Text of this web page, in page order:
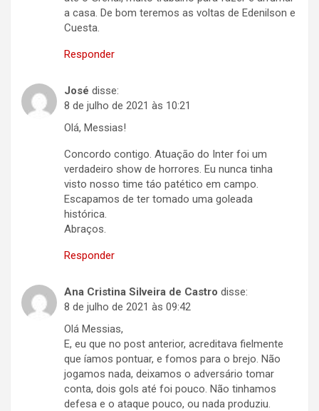
a casa. De bom teremos as voltas de Edenilson e
Cuesta.
Responder
José disse:
8 de julho de 2021 às 10:21
Olá, Messias!
Concordo contigo. Atuaçāo do Inter foi um
verdadeiro show de horrores. Eu nunca tinha
visto nosso time táo patético em campo.
Escapamos de ter tomado uma goleada
histórica.
Abraços.
Responder
Ana Cristina Silveira de Castro disse:
8 de julho de 2021 às 09:42
Olá Messias,
E, eu que no post anterior, acreditava fielmente
que íamos pontuar, e fomos para o brejo. Não
jogamos nada, deixamos o adversário tomar
conta, dois gols até foi pouco. Não tinhamos
defesa e o ataque pouco, ou nada produziu.